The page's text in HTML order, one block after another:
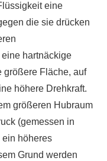
eine
die sie drücken
hartnäckige
größere Fläche, auf
höhere Drehkraft.
größeren Hubraum
(gemessen in
ein höheres
Grund werden